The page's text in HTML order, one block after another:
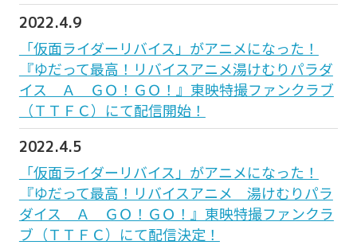
2022.4.9
「仮面ライダーリバイス」がアニメになった！
『ゆだって最高！リバイスアニメ湯けむりパラダ
イス Ａ ＧＯ！ＧＯ！』東映特撮ファンクラブ
（ＴＴＦＣ）にて配信開始！
2022.4.5
「仮面ライダーリバイス」がアニメになった！
『ゆだって最高！リバイスアニメ 湯けむりパラ
ダイス Ａ ＧＯ！ＧＯ！』東映特撮ファンクラ
ブ（ＴＴＦＣ）にて配信決定！